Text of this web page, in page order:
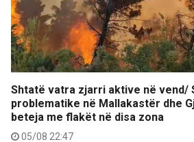
Shtatë vatra zjarri aktive në vend/
problematike në Mallakastër dhe
beteja me flakët në disa zona
05/08 22:47